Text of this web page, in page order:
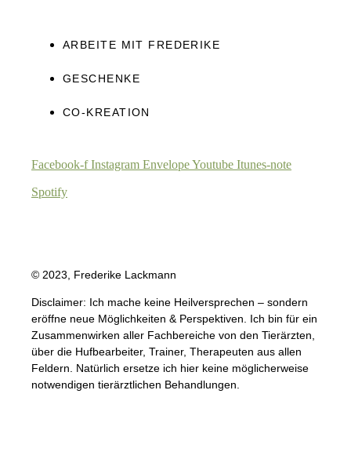
ARBEITE MIT FREDERIKE
GESCHENKE
CO-KREATION
Facebook-f Instagram EnvelopeYoutube Itunes-note
Spotify
© 2023, Frederike Lackmann
Disclaimer: Ich mache keine Heilversprechen – sondern
eröffne neue Möglichkeiten & Perspektiven. Ich bin für ein
Zusammenwirken aller Fachbereiche von den Tierärzten,
über die Hufbearbeiter, Trainer, Therapeuten aus allen
Feldern. Natürlich ersetze ich hier keine möglicherweise
notwendigen tierärztlichen Behandlungen.